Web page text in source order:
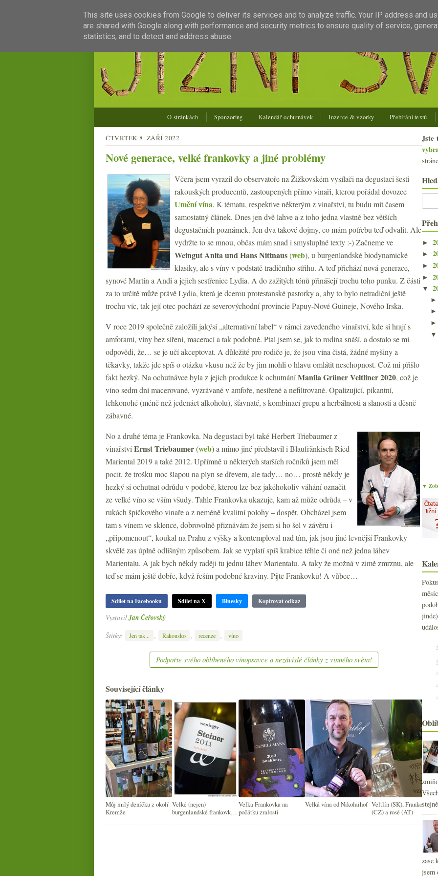
O stránkách Sponzoring Kalendář ochutnávek Inzerce & vzorky Přebírání textů
ČTVRTEK 8. ZÁŘÍ 2022
Nové generace, velké frankovky a jiné problémy
Včera jsem vyrazil do observatoře na Žižkovském vysílači na degustaci šesti
rakouských producentů, zastoupených přímo vinaři, kterou pořádal dovozce
Umění vína. K tématu, respektive některým z vinařství, tu budu mít časem
samostatný článek. Dnes jen dvě lahve a z toho jedna vlastně bez větších
degustačních poznámek. Jen dva takové dojmy, co mám potřebu teď odvalit. Ale
vydržte to se mnou, občas mám snad i smysluplné texty :-) Začneme ve
Weingut Anita und Hans Nittnaus(web), u burgenlandské biodynamické
klasiky, ale s víny v podstatě tradičního střihu. A teď přichází nová generace,
synové Martin a Andi a jejich sestřenice Lydia. A do zažitých tónů přinášejí trochu toho punku. Z části
za to určitě může právě Lydia, která je dcerou protestanské pastorky a, aby to bylo netradiční ještě
trochu víc, tak její otec pochází ze severovýchodní provincie Papuy-Nové Guineje, Nového Irska.
V roce 2019 společně založili jakýsi „alternativní label“ v rámci zavedeného vinařství, kde si hrají s
amforami, víny bez síření, macerací a tak podobně. Ptal jsem se, jak to rodina snáší, a dostalo se mi
odpovědi, že… se je učí akceptovat. A důležité pro rodiče je, že jsou vína čistá, žádné myšiny a
těkavky, takže jde spíš o otázku vkusu než že by jim mohli o hlavu omlátit neschopnost. Což mi přišlo
fakt hezký. Na ochutnávce byla z jejich produkce k ochutnáníManila Grüner Veltliner 2020, což je
víno sedm dní macerované, vyzrávané v amfoře, nesířené a nefiltrované. Opalizující, pikantní,
lehkonohé (méně než jedenáct alkoholu), šťavnaté, s kombinací grepu a herbálnosti a slanosti a děsně
zábavné.
No a druhé téma je Frankovka. Na degustaci byl také Herbert Triebaumer z
vinařstvíErnst Triebaumer(web) a mimo jiné představil i Blaufränkisch Ried
Mariental 2019 a také 2012. Upřímně u některých starších ročníků jsem měl
pocit, že trošku moc šlapou na plyn se dřevem, ale tady… no… prostě někdy je
hezký si ochutnat odrůdu v podobě, kterou lze bez jakéhokoliv váhání označit
ze velké víno se vším všudy. Tahle Frankovka ukazuje, kam až může odrůda – v
rukách špičkového vinaře a z neméně kvalitní polohy – dospět. Obcházel jsem
tam s vínem ve sklence, dobrovolně přiznávám že jsem si ho šel v závěru i
„připomenout“, koukal na Prahu z výšky a kontemploval nad tím, jak jsou jiné levnější Frankovky
skvělé zas úplně odlišným způsobem. Jak se vyplatí spíš krabice téhle či oné než jedna láhev
Marientalu. A jak bych někdy raději tu jednu láhev Marientalu. A taky že možná v zimě zmrznu, ale
teď se mám ještě dobře, když řeším podobné kraviny. Pijte Frankovku! A vůbec…
Sdílet na Facebooku Sdílet na X Bluesky Kopírovat odkaz
VystavilJan Čeřovský
Štítky:
Jen tak... Rakousko recenze víno
Podpořte svého oblíbeného vínopsavce a nezávislé články z vinného světa!
Související články
Můj milý deníčku z okolí
Kremže
Velké (nejen)
burgenlandské frankovky
Velka Frankovka na
počátku zralosti
Velká vína od Nikolaihof Veltlín (SK), Frankovka
(CZ) a rosé (AT)
Jste
►
►
►
►
▼
►
►
►
►
►
►
▼
zase
jsem
This site uses cookies from Google to deliver its services and to analyze traffic. Your IP address and
are shared with Google along with performance and security metrics to ensure quality of service,
statistics, and to detect and address abuse.